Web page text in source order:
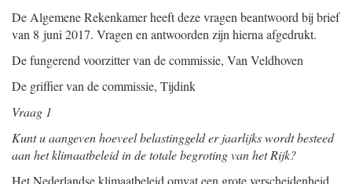
De Algemene Rekenkamer heeft deze vragen beantwoord bij brief
van 8 juni 2017. Vragen en antwoorden zijn hierna afgedrukt.
De fungerend voorzitter van de commissie, Van Veldhoven
De griffier van de commissie, Tijdink
Vraag 1
Kunt u aangeven hoeveel belastinggeld er jaarlijks wordt besteed
aan het klimaatbeleid in de totale begroting van het Rijk?
Het Nederlandse klimaatbeleid omvat een grote verscheidenheid